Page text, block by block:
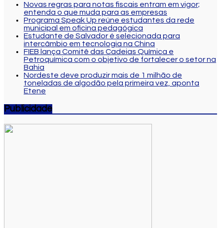
Novas regras para notas fiscais entram em vigor;
entenda o que muda para as empresas
Programa Speak Up reúne estudantes da rede
municipal em oficina pedagógica
Estudante de Salvador é selecionada para
intercâmbio em tecnologia na China
FIEB lança Comitê das Cadeias Química e
Petroquímica com o objetivo de fortalecer o setor na
Bahia
Nordeste deve produzir mais de 1 milhão de
toneladas de algodão pela primeira vez, aponta
Etene
Publicidade